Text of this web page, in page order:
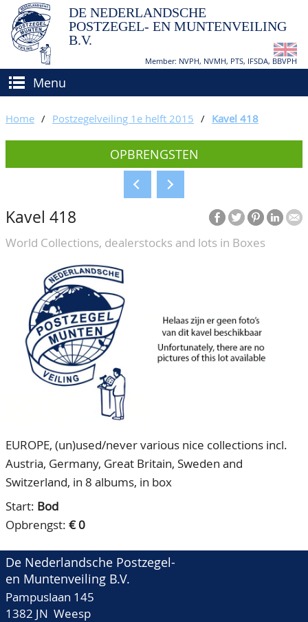
DE NEDERLANDSCHE
POSTZEGEL- EN MUNTENVEILING
B.V.
Member: NVPH, NVMH, PTS, IFSDA, BBVPH
Menu
(VER)KOPEN
Hoe verkopen?
Voorwaarden
BIEDEN
CATALOGI/OPBRENGSTEN
KEURINGSDIENST
AGENDA
OVER ONS
Ons Team
80 jarig bestaan
CONTACT
ACCOUNT
Home / Postzegelveiling 1e helft 2015 / Kavel 418
OPBRENGSTEN
Kavel 418
World Collections, dealerstocks and lots in Boxes
EUROPE, (un)used/never various nice collections incl.
Austria, Germany, Great Britain, Sweden and
Switzerland, in 8 albums, in box
Start: Bod
Opbrengst: € 0
De Nederlandsche Postzegel-
en Muntenveiling B.V.
Pampuslaan 145
1382 JN Weesp